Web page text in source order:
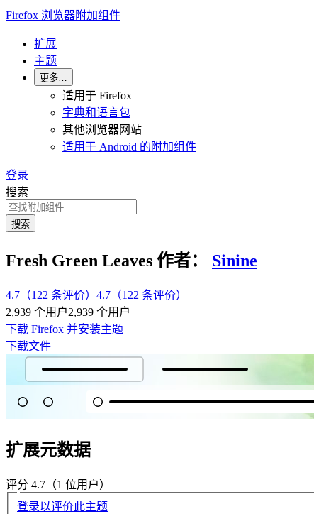
Firefox 浏览器附加组件
扩展
主题
更多…
适用于 Firefox
字典和语言包
其他浏览器网站
适用于 Android 的附加组件
登录
搜索
搜索
Fresh Green Leaves 作者： Sinine
4.7（122 条评价） 4.7（122 条评价）
2,939 个用户2,939 个用户
下载 Firefox 并安装主题
下载文件
扩展元数据
评分 4.7（1 位用户）
登录以评价此主题